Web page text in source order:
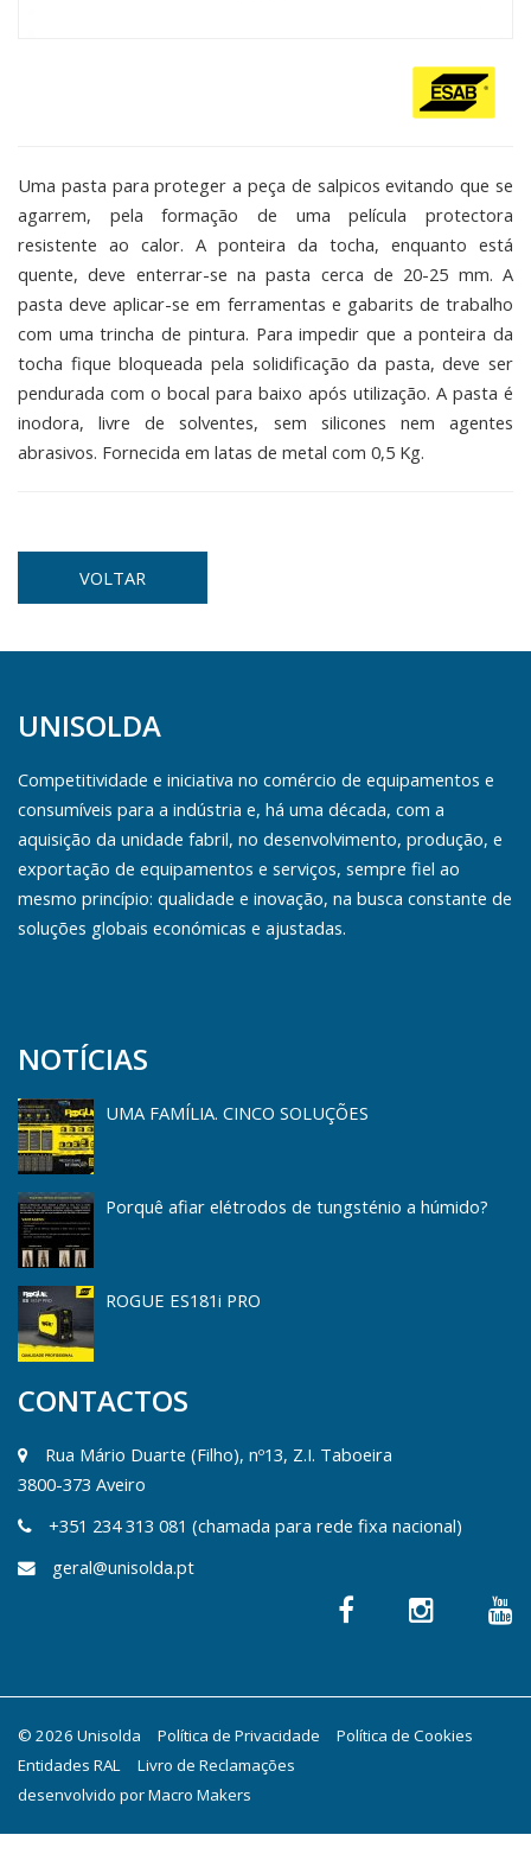
Uma pasta para proteger a peça de salpicos evitando que se
agarrem, pela formação de uma película protectora
resistente ao calor. A ponteira da tocha, enquanto está
quente, deve enterrar-se na pasta cerca de 20-25 mm. A
pasta deve aplicar-se em ferramentas e gabarits de trabalho
com uma trincha de pintura. Para impedir que a ponteira da
tocha fique bloqueada pela solidificação da pasta, deve ser
pendurada com o bocal para baixo após utilização. A pasta é
inodora, livre de solventes, sem silicones nem agentes
abrasivos. Fornecida em latas de metal com 0,5 Kg.
VOLTAR
UNISOLDA
Competitividade e iniciativa no comércio de equipamentos e
consumíveis para a indústria e, há uma década, com a
aquisição da unidade fabril, no desenvolvimento, produção, e
exportação de equipamentos e serviços, sempre fiel ao
mesmo princípio: qualidade e inovação, na busca constante de
soluções globais económicas e ajustadas.
NOTÍCIAS
UMA FAMÍLIA. CINCO SOLUÇÕES
Porquê afiar elétrodos de tungsténio a húmido?
ROGUE ES181i PRO
CONTACTOS
Rua Mário Duarte (Filho), nº13, Z.I. Taboeira
3800-373 Aveiro
+351 234 313 081 (chamada para rede fixa nacional)
geral@unisolda.pt
© 2026 Unisolda Política de Privacidade
Política de Cookies
Entidades RAL
Livro de Reclamações
desenvolvido porMacro Makers